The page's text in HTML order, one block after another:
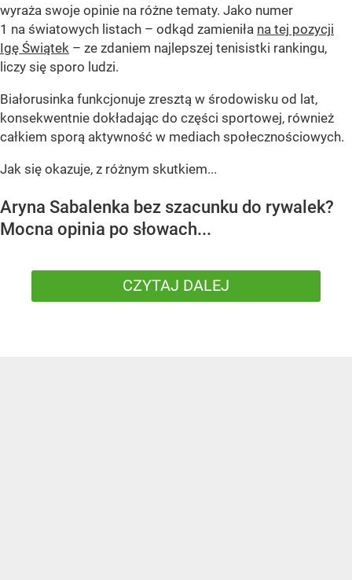
wyraża swoje opinie na różne tematy. Jako numer
1 na światowych listach – odkąd zamieniła na tej pozycji
Igę Świątek – ze zdaniem najlepszej tenisistki rankingu,
liczy się sporo ludzi.
Białorusinka funkcjonuje zresztą w środowisku od lat,
konsekwentnie dokładając do części sportowej, również
całkiem sporą aktywność w mediach społecznościowych.
Jak się okazuje, z różnym skutkiem...
Aryna Sabalenka bez szacunku do rywalek?
Mocna opinia po słowach...
CZYTAJ DALEJ